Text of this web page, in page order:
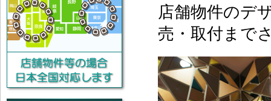
店舗物件のデ
売・取付まで